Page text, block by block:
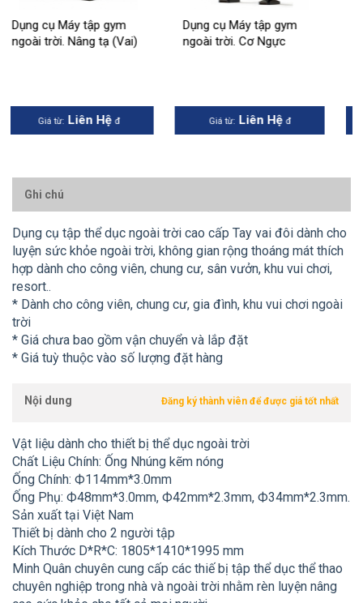
Dụng cụ Máy tập gym
ngoài trời. Cơ Ngực
Giá từ: Liên Hệ
Dụng cụ Máy tập gym
ngoài trời. Đạp Chân
Giá từ: Liên Hệ
Ghi chú
Dụng cụ tập thể dục ngoài trời cao cấp Tay vai đôi dành cho
luyện sức khỏe ngoài trời, không gian rộng thoáng mát thích
hợp dành cho công viên, chung cư, sân vưởn, khu vui chơi,
resort..
* Dành cho công viên, chung cư, gia đình, khu vui chơi ngoài
trời
* Giá chưa bao gồm vận chuyển và lắp đặt
* Giá tuỳ thuộc vào số lượng đặt hàng
Nội dung Đăng ký thành viên để được giá tốt nhất
Vật liệu dành cho thiết bị thể dục ngoài trời
Chất Liệu Chính: Ống Nhúng kẽm nóng
Ống Chính: Ф114mm*3.0mm
Ống Phụ: Ф48mm*3.0mm, Ф42mm*2.3mm, Ф34mm*2.3mm.
Sản xuất tại Việt Nam
Thiết bị dành cho 2 người tập
Kích Thước D*R*C: 1805*1410*1995 mm
Minh Quân chuyên cung cấp các thiế bị tập thể dục thể thao
chuyên nghiệp trong nhà và ngoài trời nhằm rèn luyện nâng